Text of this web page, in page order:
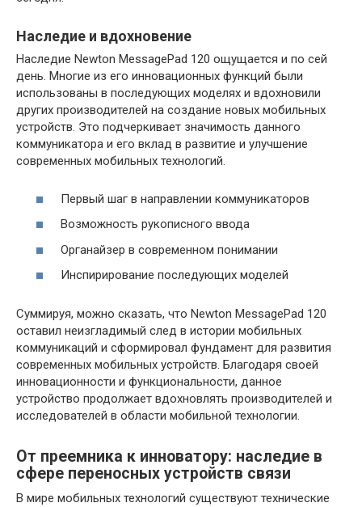
Наследие и вдохновение
Наследие Newton MessagePad 120 ощущается и по сей
день. Многие из его инновационных функций были
использованы в последующих моделях и вдохновили
других производителей на создание новых мобильных
устройств. Это подчеркивает значимость данного
коммуникатора и его вклад в развитие и улучшение
современных мобильных технологий.
Первый шаг в направлении коммуникаторов
Возможность рукописного ввода
Органайзер в современном понимании
Инспирирование последующих моделей
Суммируя, можно сказать, что Newton MessagePad 120
оставил неизгладимый след в истории мобильных
коммуникаций и сформировал фундамент для развития
современных мобильных устройств. Благодаря своей
инновационности и функциональности, данное
устройство продолжает вдохновлять производителей и
исследователей в области мобильной технологии.
От преемника к инноватору: наследие в
сфере переносных устройств связи
В мире мобильных технологий существуют технические